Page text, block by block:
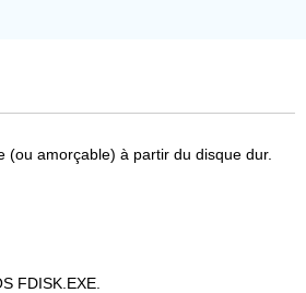
amorçable) à partir du disque dur.
FDISK.EXE.